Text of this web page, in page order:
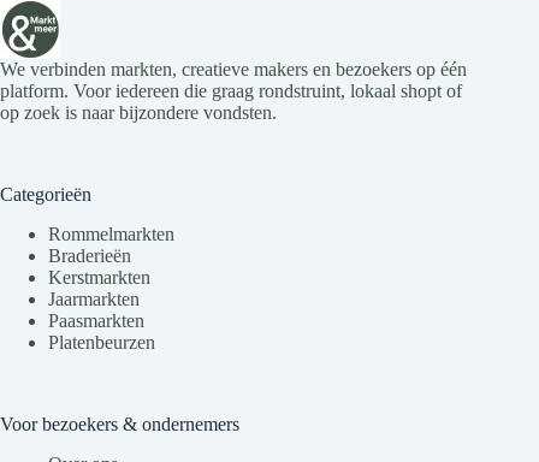
We verbinden markten, creatieve makers en bezoekers op één
platform. Voor iedereen die graag rondstruint, lokaal shopt of
op zoek is naar bijzondere vondsten.
Categorieën
Rommelmarkten
Braderieën
Kerstmarkten
Jaarmarkten
Paasmarkten
Platenbeurzen
Voor bezoekers & ondernemers